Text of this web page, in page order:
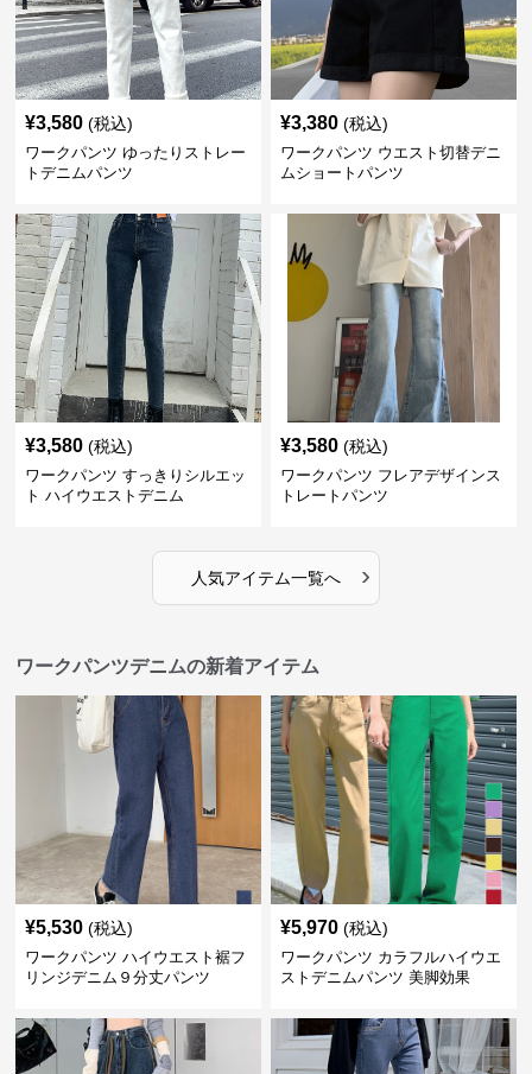
¥3,580 (税込)
ワークパンツ ゆったりストレー
トデニムパンツ
¥3,380 (税込)
ワークパンツ ウエスト切替デニ
ムショートパンツ
¥3,580 (税込)
ワークパンツ すっきりシルエッ
ト ハイウエストデニム
¥3,580 (税込)
ワークパンツ フレアデザインス
トレートパンツ
人気アイテム一覧へ ›
ワークパンツデニムの新着アイテム
¥5,530 (税込)
ワークパンツ ハイウエスト裾フ
リンジデニム９分丈パンツ
¥5,970 (税込)
ワークパンツ カラフルハイウエ
ストデニムパンツ 美脚効果